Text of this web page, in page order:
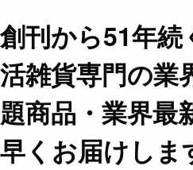
創刊から51年続
活雑貨専門の業
題商品・業界最
早くお届けしま